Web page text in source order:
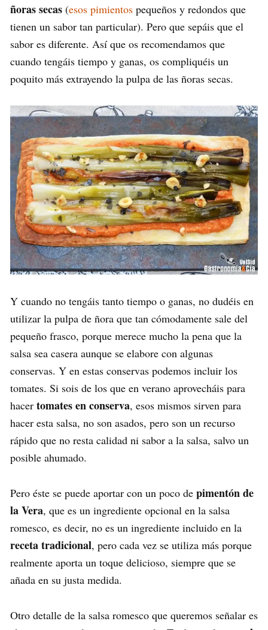
ñoras secas (esos pimientos pequeños y redondos que
tienen un sabor tan particular). Pero que sepáis que el
sabor es diferente. Así que os recomendamos que
cuando tengáis tiempo y ganas, os compliquéis un
poquito más extrayendo la pulpa de las ñoras secas.
Y cuando no tengáis tanto tiempo o ganas, no dudéis en
utilizar la pulpa de ñora que tan cómodamente sale del
pequeño frasco, porque merece mucho la pena que la
salsa sea casera aunque se elabore con algunas
conservas. Y en estas conservas podemos incluir los
tomates. Si sois de los que en verano aprovecháis para
hacer tomates en conserva, esos mismos sirven para
hacer esta salsa, no son asados, pero son un recurso
rápido que no resta calidad ni sabor a la salsa, salvo un
posible ahumado.
Pero éste se puede aportar con un poco de pimentón de
la Vera, que es un ingrediente opcional en la salsa
romesco, es decir, no es un ingrediente incluido en la
receta tradicional, pero cada vez se utiliza más porque
realmente aporta un toque delicioso, siempre que se
añada en su justa medida.
Otro detalle de la salsa romesco que queremos señalar es